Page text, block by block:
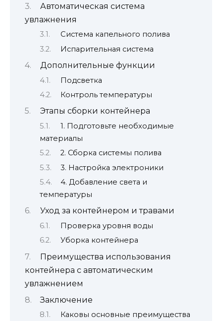
Автоматическая система
увлажнения
Система капельного полива
Испарительная система
Дополнительные функции
Подсветка
Контроль температуры
Этапы сборки контейнера
1. Подготовьте необходимые
материалы
2. Сборка системы полива
3. Настройка электроники
4. Добавление света и
температуры
Уход за контейнером и травами
Проверка уровня воды
Уборка контейнера
Преимущества использования
контейнера с автоматическим
увлажнением
Заключение
Каковы основные преимущества